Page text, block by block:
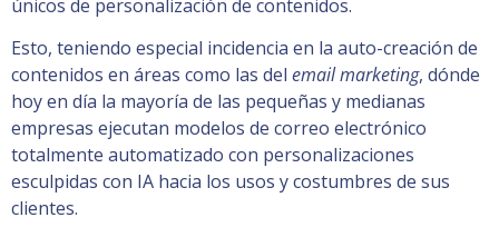
únicos de personalización de contenidos.
Esto, teniendo especial incidencia en la auto-creación de
contenidos en áreas como las del email marketing, dónde
hoy en día la mayoría de las pequeñas y medianas
empresas ejecutan modelos de correo electrónico
totalmente automatizado con personalizaciones
esculpidas con IA hacia los usos y costumbres de sus
clientes.